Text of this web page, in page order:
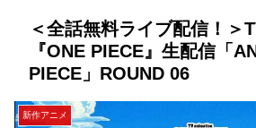
＜全話無料ライブ配信！＞
『ONE PIECE』生配信「
PIECE」ROUND 06
新作アニメ